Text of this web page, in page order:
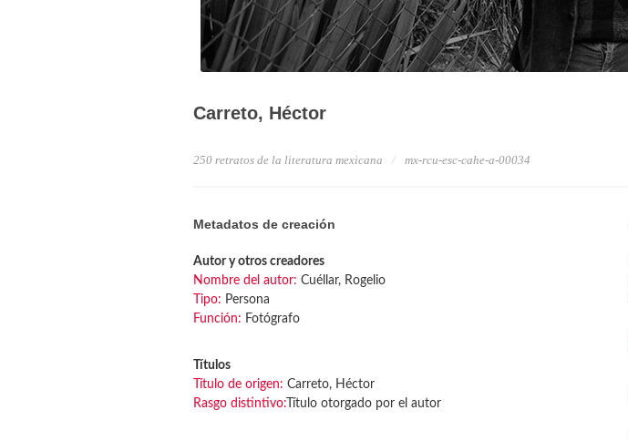
Carreto, Héctor
250 retratos de la literatura mexicana mx-rcu-esc-cahe-a-00034
Metadatos de creación
Autor y otros creadores
Nombre del autor: Cuéllar, Rogelio
Tipo: Persona
Función: Fotógrafo
Títulos
Título de origen: Carreto, Héctor
Rasgo distintivo: Título otorgado por el autor